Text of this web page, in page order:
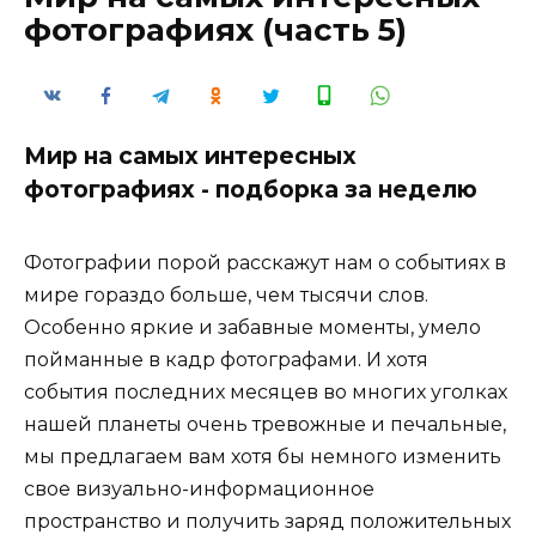
фотографиях (часть 5)
Мир на самых интересных
фотографиях - подборка за неделю
Фотографии порой расскажут нам о событиях в
мире гораздо больше, чем тысячи слов.
Особенно яркие и забавные моменты, умело
пойманные в кадр фотографами. И хотя
события последних месяцев во многих уголках
нашей планеты очень тревожные и печальные,
мы предлагаем вам хотя бы немного изменить
свое визуально-информационное
пространство и получить заряд положительных